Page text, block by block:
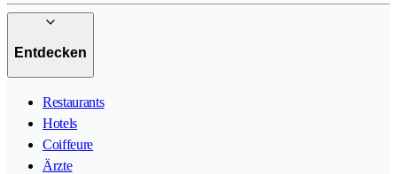
Entdecken
Restaurants
Hotels
Coiffeure
Ärzte